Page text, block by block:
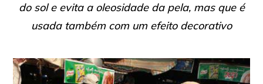
do sol e evita a oleosidade da pela, mas que é
usada também com um efeito decorativo